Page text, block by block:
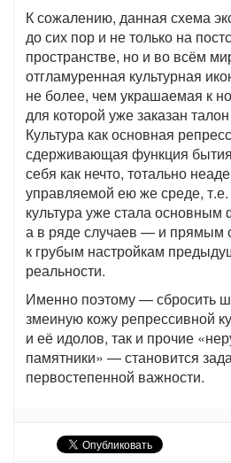
К сожалению, данная схема
до сих пор и не только на
пространстве, но и во всём
отгламуренная культурная
не более, чем украшаемая к
для которой уже заказан
Культура как основная
сдерживающая функция
себя как нечто, тотально
управляемой ею же среде,
культура уже стала основным
а в ряде случаев — и прямым
к грубым настройкам
реальности.
Именно поэтому — сбросить
змеиную кожу репрессивной
и её идолов, так и прочие
памятники» — становится
первостепенной важности.